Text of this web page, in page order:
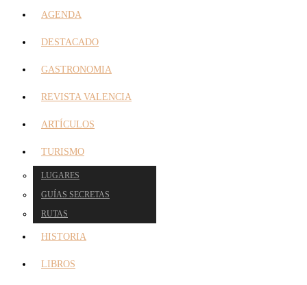
AGENDA
DESTACADO
GASTRONOMIA
REVISTA VALENCIA
ARTÍCULOS
TURISMO
LUGARES
GUÍAS SECRETAS
RUTAS
HISTORIA
LIBROS